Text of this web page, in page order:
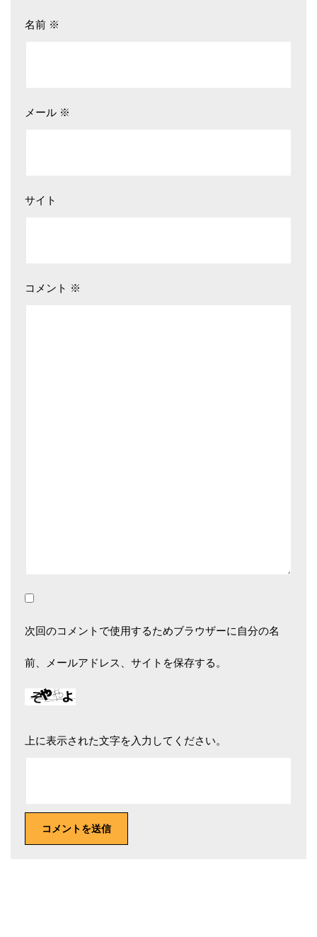
名前 ※
メール ※
サイト
コメント ※
次回のコメントで使用するためブラウザーに自分の名
前、メールアドレス、サイトを保存する。
上に表示された文字を入力してください。